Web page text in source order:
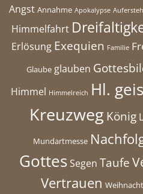
Angst Annahme Apokalypse
Himmelfahrt
Erlösung Exequien Familie
Glaube glauben
Himmel Himmelreich Hl.
Kreuzweg König
Mundartmesse
Gottes Segen Taufe
Vertrauen